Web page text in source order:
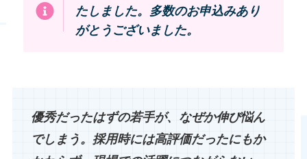
たしました。多数のお申込みあり
がとうございました。
優秀だったはずの若手が、なぜか伸び悩ん
でしまう。採用時には高評価だったにもか